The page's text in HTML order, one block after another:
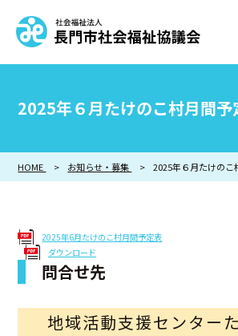
相談したい
参加したい・貢献し
利用したい
2025年６月たけのこ村月間予
HOME お知らせ・募集 2025年６月たけのこ
2025年6月たけのこ村月間予定表
ダウンロード
問合せ先
地域活動支援センター